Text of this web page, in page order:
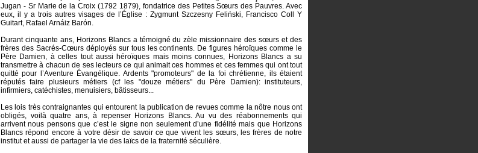
Jugan - Sr Marie de la Croix (1792 1879), fondatrice des Petites Sœurs des Pauvres. Avec
eux, il y a trois autres visages de l’Église : Zygmunt Szczesny Feliński, Francisco Coll Y
Guitart, Rafael Arnáiz Barón.
Durant cinquante ans, Horizons Blancs a témoigné du zèle missionnaire des sœurs et des
frères des Sacrés-Cœurs déployés sur tous les continents. De figures héroïques comme le
Père Damien, à celles tout aussi héroïques mais moins connues, Horizons Blancs a su
transmettre à chacun de ses lecteurs ce qui animait ces hommes et ces femmes qui ont tout
quitté pour l’Aventure Évangélique. Ardents "promoteurs" de la foi chrétienne, ils étaient
réputés faire plusieurs métiers (cf les "douze métiers" du Père Damien): instituteurs,
infirmiers, catéchistes, menuisiers, bâtisseurs...
Les lois très contraignantes qui entourent la publication de revues comme la nôtre nous ont
obligés, voilà quatre ans, à repenser Horizons Blancs. Au vu des réabonnements qui
arrivent nous pensons que c’est le signe non seulement d’une fidélité mais que Horizons
Blancs répond encore à votre désir de savoir ce que vivent les sœurs, les frères de notre
institut et aussi de partager la vie des laïcs de la fraternité séculière.